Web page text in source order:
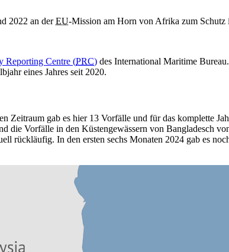
2022 an derEU-Mission am Horn von Afrika zum Schutz
Reporting Centre (PRC) des International Maritime
eines Jahres seit 2020.
gab es hier 13 Vorfälle und für das komplette
die Vorfälle in den Küstengewässern von Bangladesch
rückläufig. In den ersten sechs Monaten 2024 gab es